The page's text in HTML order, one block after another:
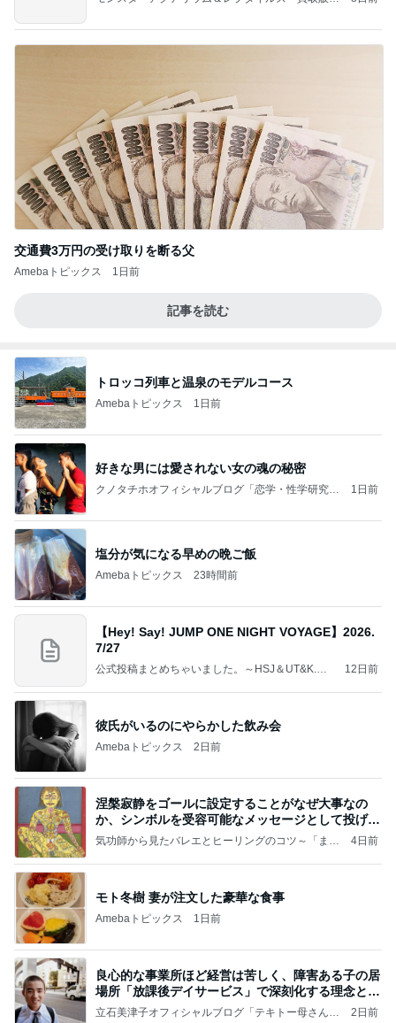
交通費3万円の受け取りを断る父
Amebaトピックス 1日前
記事を読む
トロッコ列車と温泉のモデルコース
Amebaトピックス 1日前
好きな男には愛されない女の魂の秘密
クノタチホオフィシャルブログ「恋学・性学研究
1日前
塩分が気になる早めの晩ご飯
Amebaトピックス 23時間前
【Hey! Say! JUMP ONE NIGHT VOYAGE】2026.
7/27
公式投稿まとめちゃいました。～HSJ＆UT&K.O.
12日前
彼氏がいるのにやらかした飲み会
Amebaトピックス 2日前
涅槃寂静をゴールに設定することがなぜ大事なの
か、シンボルを受容可能なメッセージとして投げる
ことが
気功師から見たバレエとヒーリングのコツ～「まと
4日前
モト冬樹 妻が注文した豪華な食事
Amebaトピックス 1日前
良心的な事業所ほど経営は苦しく、障害ある子の居
場所「放課後デイサービス」で深刻化する理念と現
実の
立石美津子オフィシャルブログ「テキトー母さんの
2日前